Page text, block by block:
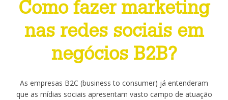
Como fazer marketing
nas redes sociais em
negócios B2B?
As empresas B2C (business to consumer) já entenderam
que as mídias sociais apresentam vasto campo de atuação